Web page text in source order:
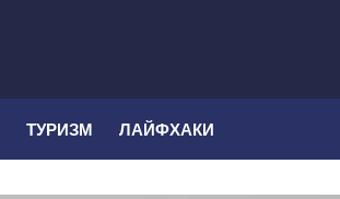
ТУРИЗМ ЛАЙФХАКИ